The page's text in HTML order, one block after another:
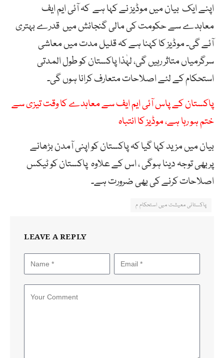
اپنے ایک بیان میں موڈیز نے کہا ہے کہ آئی ایم ایف
معاہدے سے حکومت کی مالی گنجائش میں قدرے بہتری
آئے گی۔ موڈیز کا کہنا ہے کہ قلیل مدت میں معاشی
سرگرمیاں متاثر رہیں گی، لہٰذا پاکستان کو طول المدتی
استحکام کے لئے اصلاحات متعارف کرانا ہوں گی۔
پاکستان کے پاس آئی ایم ایف سے معاہدے کا وقت تیزی سے
ختم ہو رہا ہے، موڈیز کا انتباہ
بیان میں مزید کہا گیا کہ پاکستان کو اپنی آمدن بڑھانے
پربھی توجہ دینا ہوگی ، اس کے علاوہ پاکستان کو ٹیکس
اصلاحات کرنے کی بھی ضرورت ہے۔
پاکستانی معیشت میں استحکام م
LEAVE A REPLY